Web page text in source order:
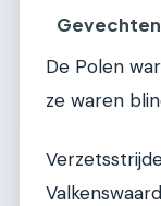
De Polen
ze waren